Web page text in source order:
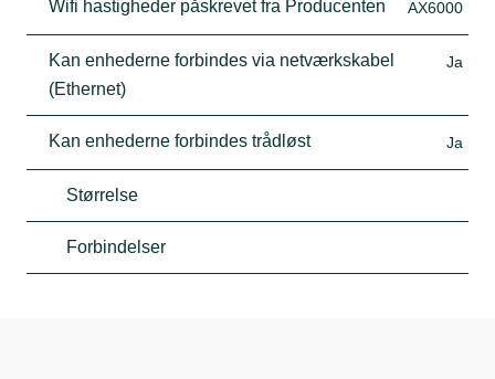
Wifi hastigheder påskrevet fra Producenten AX6000
Kan enhederne forbindes via netværkskabel
(Ethernet)
Ja
Kan enhederne forbindes trådløst Ja
Størrelse
Forbindelser